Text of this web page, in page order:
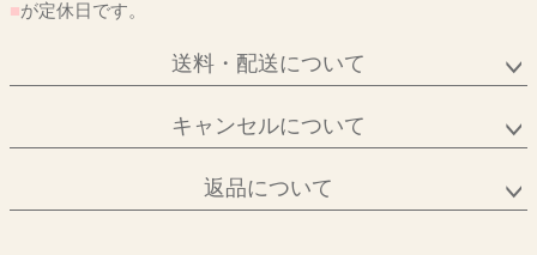
■が定休日です。
送料・配送について
キャンセルについて
返品について